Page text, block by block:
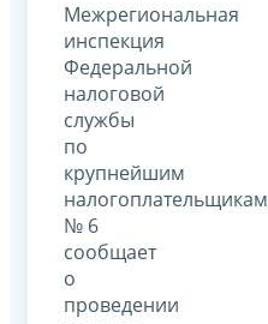
Межрегиональная
инспекция
Федеральной
налоговой
службы
по
крупнейшим
налогоплательщикам
№ 6
сообщает
о
проведении